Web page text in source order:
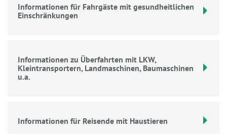
Informationen für Fahrgäste mit gesundheitlichen
Einschränkungen
Informationen zu Überfahrten mit LKW,
Kleintransportern, Landmaschinen, Baumaschinen
u.a.
Informationen für Reisende mit Haustieren